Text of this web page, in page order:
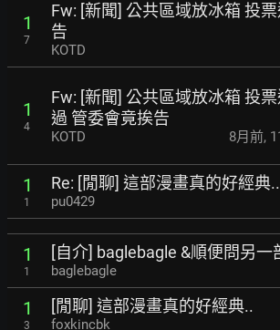
1
7
Fw: [新聞] 公共區域放冰箱 投
告
KOTD
1
4
Fw: [新聞] 公共區域放冰箱 投
過 管委會竟挨告
KOTD 8月前,
1
1
Re: [閒聊] 這部漫畫真的好經典..
pu0429
1
1
[自介] baglebagle &順便問另一
baglebagle
1
3
[閒聊] 這部漫畫真的好經典..
foxkincbk